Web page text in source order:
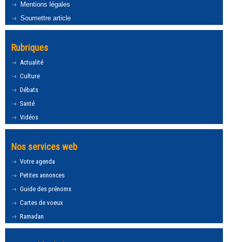
Mentions légales
Soumettre article
Rubriques
Actualité
Culture
Débats
Santé
Vidéos
Nos services web
Votre agenda
Petites annonces
Guide des prénoms
Cartes de voeux
Ramadan